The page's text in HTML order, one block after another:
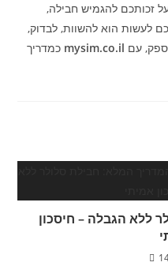
זכותכם להגמיש חבילה,
לעשות הוא להשוות, לבדוק,
עם mysim.co.il כמדריך
ללא הגבלה – חיסכון